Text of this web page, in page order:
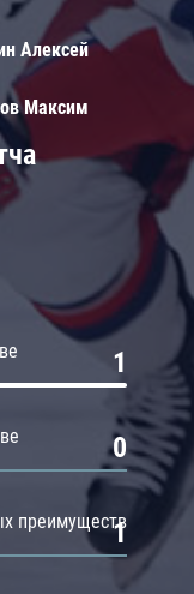
1
0
преимуществ
1
Алексей
Максим